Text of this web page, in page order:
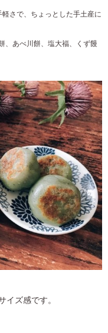
さで、ちょっとした手土産に
、あべ川餅、塩大福、くず饅
イズ感です。